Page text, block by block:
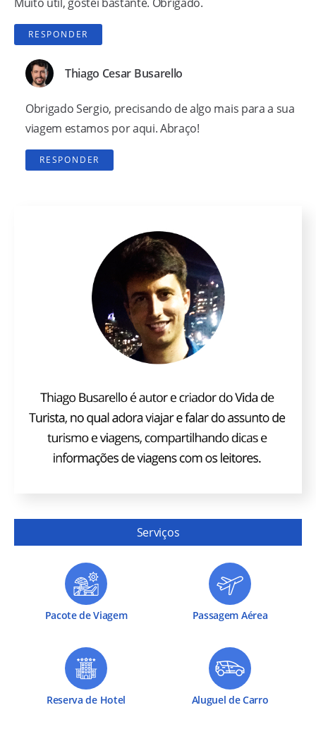
RESPONDER
Thiago Cesar Busarello
Obrigado Sergio, precisando de algo mais para a sua
viagem estamos por aqui. Abraço!
RESPONDER
Serviços
Pacote de Viagem Passagem Aérea
Reserva de Hotel Aluguel de Carro